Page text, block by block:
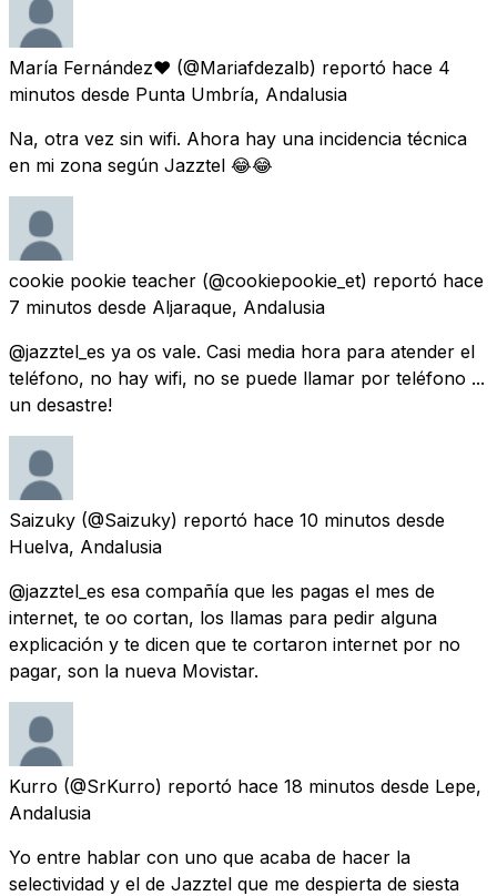
María Fernández♥ (@Mariafdezalb) reportó hace 4
minutos desde Punta Umbría, Andalusia
Na, otra vez sin wifi. Ahora hay una incidencia técnica
en mi zona según Jazztel 😂😂
cookie pookie teacher (@cookiepookie_et) reportó hace
7 minutos desde Aljaraque, Andalusia
@jazztel_es ya os vale. Casi media hora para atender el
teléfono, no hay wifi, no se puede llamar por teléfono ...
un desastre!
Saizuky (@Saizuky) reportó hace 10 minutos desde
Huelva, Andalusia
@jazztel_es esa compañía que les pagas el mes de
internet, te oo cortan, los llamas para pedir alguna
explicación y te dicen que te cortaron internet por no
pagar, son la nueva Movistar.
Kurro (@SrKurro) reportó hace 18 minutos desde Lepe,
Andalusia
Yo entre hablar con uno que acaba de hacer la
selectividad y el de Jazztel que me despierta de siesta